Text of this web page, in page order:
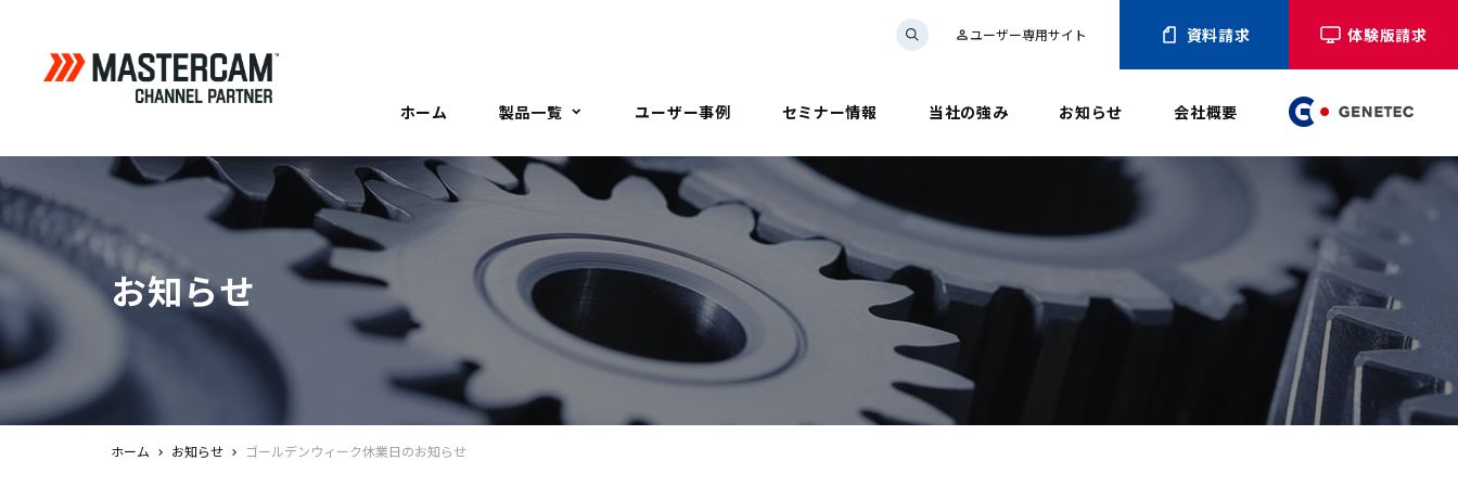
person_outline ユーザー専用サイト 資料請求 体験版請求
ホーム 製品一覧 ユーザー事例 セミナー情報 当社の強み お知らせ 会社概要
お知らせ
ホーム お知らせ ゴールデンウィーク休業日のお知らせ